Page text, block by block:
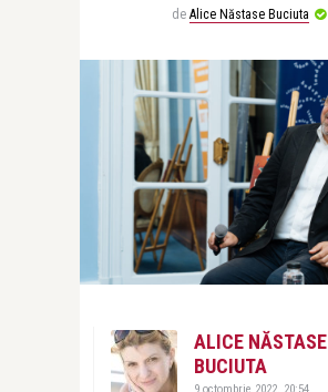
de Alice Năstase Buciuta
ALICE NĂSTASE
BUCIUTA